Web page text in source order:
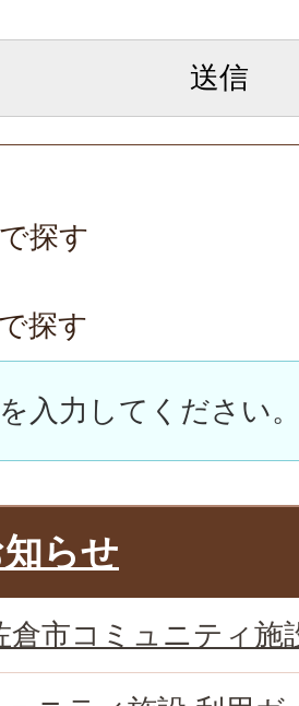
で探す
で探す
らせ
倉市コミュニティ施